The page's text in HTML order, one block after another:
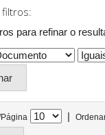
filtros:
para refinar o
|